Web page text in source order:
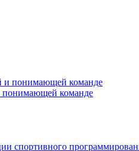
понимающей команде